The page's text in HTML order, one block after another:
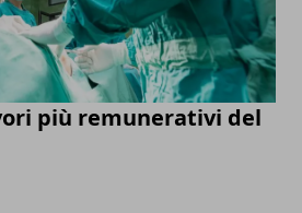
più remunerativi del